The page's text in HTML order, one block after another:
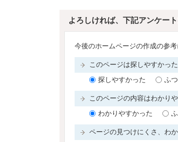
よろしければ、下記アンケー
今後のホームページの作成の参考
このページは探しやすかっ
探しやすかった ふ
このページの内容はわかり
わかりやすかった
ページの見つけにくさ、わ